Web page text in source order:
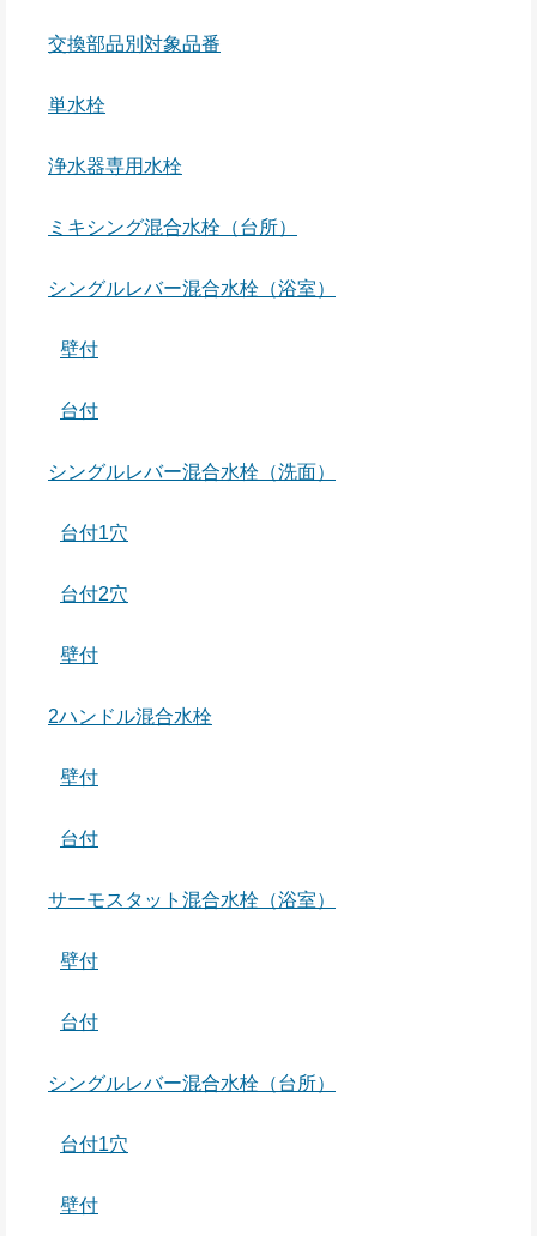
交換部品別対象品番
単水栓
浄水器専用水栓
ミキシング混合水栓（台所）
シングルレバー混合水栓（浴室）
壁付
台付
シングルレバー混合水栓（洗面）
台付1穴
台付2穴
壁付
2ハンドル混合水栓
壁付
台付
サーモスタット混合水栓（浴室）
壁付
台付
シングルレバー混合水栓（台所）
台付1穴
壁付